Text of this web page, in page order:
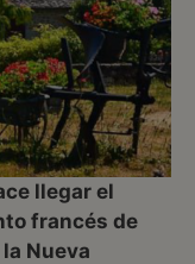
llegar el
francés de
Nueva